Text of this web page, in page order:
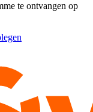
te ontvangen op